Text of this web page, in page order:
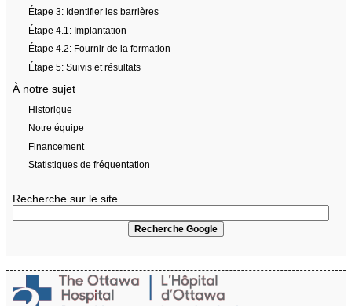
Étape 3: Identifier les barrières
Étape 4.1: Implantation
Étape 4.2: Fournir de la formation
Étape 5: Suivis et résultats
À notre sujet
Historique
Notre équipe
Financement
Statistiques de fréquentation
Recherche sur le site